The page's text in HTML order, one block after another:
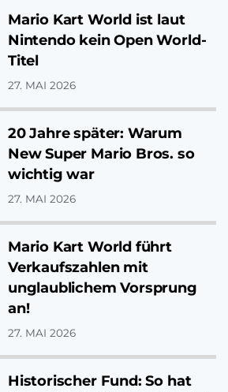
Mario Kart World ist laut
Nintendo kein Open World-
Titel
27. MAI 2026
20 Jahre später: Warum
New Super Mario Bros. so
wichtig war
27. MAI 2026
Mario Kart World führt
Verkaufszahlen mit
unglaublichem Vorsprung
an!
27. MAI 2026
Historischer Fund: So hat